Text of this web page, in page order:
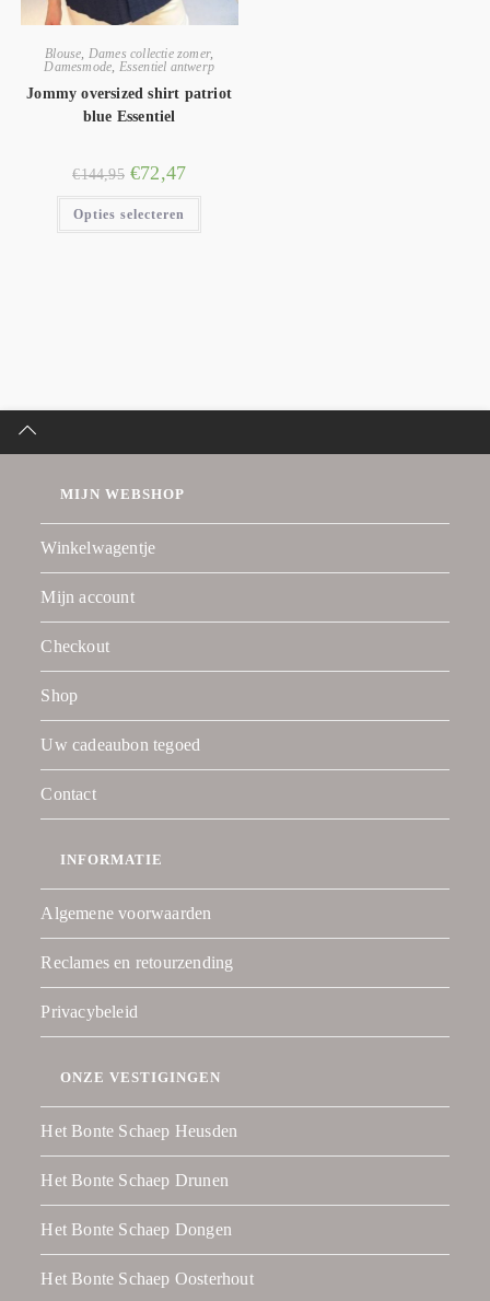
Blouse Dames collectie zomer,
Damesmode Essentiel antwerp
Jommy oversized shirt patriot
blue Essentiel
€144,95 €72,47
Opties selecteren
MIJN WEBSHOP
Winkelwagentje
Mijn account
Checkout
Shop
Uw cadeaubon tegoed
Contact
INFORMATIE
Algemene voorwaarden
Reclames en retourzending
Privacybeleid
ONZE VESTIGINGEN
Het Bonte Schaep Heusden
Het Bonte Schaep Drunen
Het Bonte Schaep Dongen
Het Bonte Schaep Oosterhout